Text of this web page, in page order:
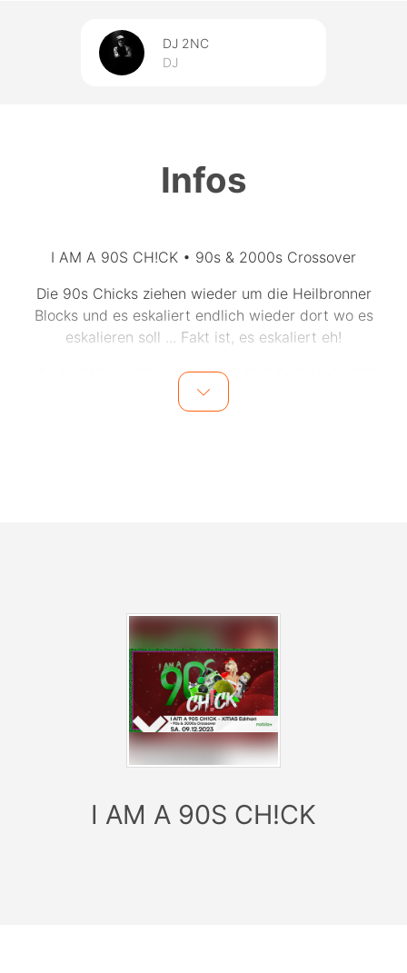
DJ 2NC
DJ
Infos
I AM A 90S CH!CK • 90s & 2000s Crossover
Die 90s Chicks ziehen wieder um die Heilbronner
Blocks und es eskaliert endlich wieder dort wo es
eskalieren soll ... Fakt ist, es eskaliert eh!
HEILBRONN - SEID IHR BEREIT FÜR DAS NÄCHSTE
LEVEL DEINES 90s & 2000s ABRIZZ?
FLOOR OBEN:
Classic Electronic Clubsounds
House•Techno•TechHouse•Electro
FLOOR UNTEN:
90s & 2000s Crossover
Egal ob Trashpop, Eurodance, Pop, Hip Hop, R&B,
I AM A 90S CH!CK